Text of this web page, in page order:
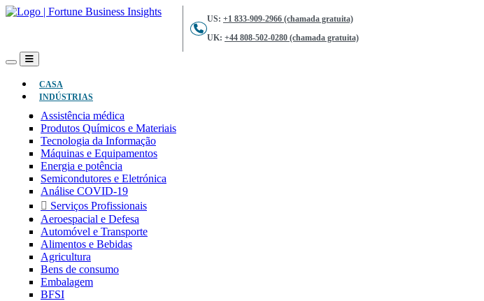
US: +1 833-909-2966 (chamada gratuita)
UK: +44 808-502-0280 (chamada gratuita)
CASA
INDÚSTRIAS
Assistência médica
Produtos Químicos e Materiais
Tecnologia da Informação
Máquinas e Equipamentos
Energia e potência
Semicondutores e Eletrónica
Análise COVID-19
Serviços Profissionais
Aeroespacial e Defesa
Automóvel e Transporte
Alimentos e Bebidas
Agricultura
Bens de consumo
Embalagem
BFSI